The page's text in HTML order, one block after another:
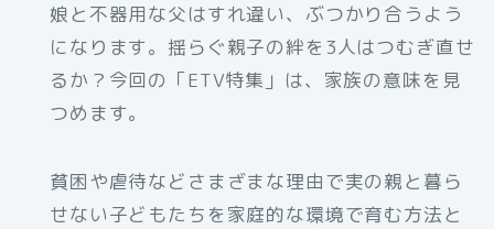
娘と不器用な父はすれ違い、ぶつかり合うよう
になります。揺らぐ親子の絆を3人はつむぎ直せ
るか？今回の「ETV特集」は、家族の意味を見
つめます。
貧困や虐待などさまざまな理由で実の親と暮ら
せない子どもたちを家庭的な環境で育む方法と